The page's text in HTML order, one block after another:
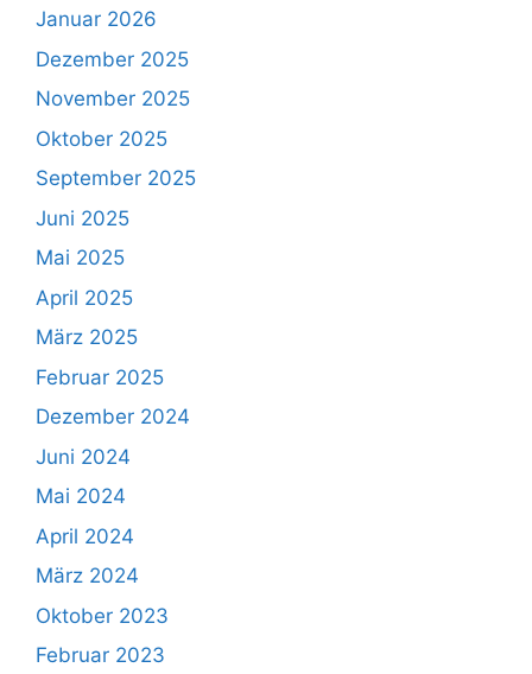
Januar 2026
Dezember 2025
November 2025
Oktober 2025
September 2025
Juni 2025
Mai 2025
April 2025
März 2025
Februar 2025
Dezember 2024
Juni 2024
Mai 2024
April 2024
März 2024
Oktober 2023
Februar 2023